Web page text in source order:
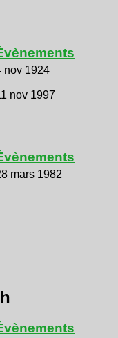
nov 1924
nov 1997
mars 1982